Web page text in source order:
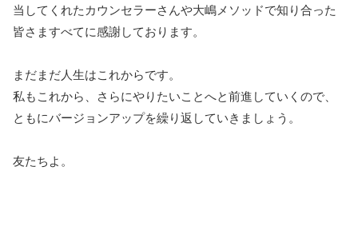
当してくれたカウンセラーさんや大嶋メソッドで知り合った
皆さますべてに感謝しております。
まだまだ人生はこれからです。
私もこれから、さらにやりたいことへと前進していくので、
ともにバージョンアップを繰り返していきましょう。
友たちよ。